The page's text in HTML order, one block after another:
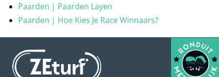
Paarden | Paarden Layen
Paarden | Hoe Kies Je Race Winnaars?